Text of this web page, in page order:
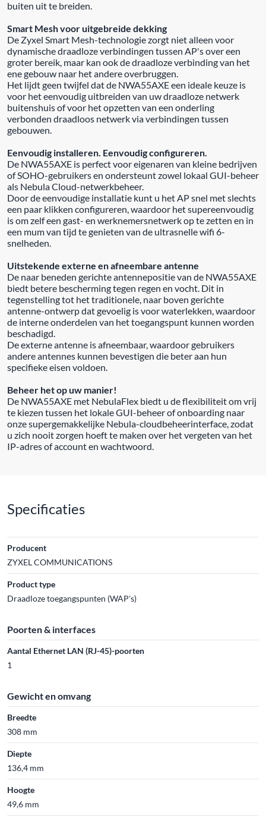
buiten uit te breiden.
Smart Mesh voor uitgebreide dekking
De Zyxel Smart Mesh-technologie zorgt niet alleen voor
dynamische draadloze verbindingen tussen AP's over een
groter bereik, maar kan ook de draadloze verbinding van het
ene gebouw naar het andere overbruggen.
Het lijdt geen twijfel dat de NWA55AXE een ideale keuze is
voor het eenvoudig uitbreiden van uw draadloze netwerk
buitenshuis of voor het opzetten van een onderling
verbonden draadloos netwerk via verbindingen tussen
gebouwen.
Eenvoudig installeren. Eenvoudig configureren.
De NWA55AXE is perfect voor eigenaren van kleine bedrijven
of SOHO-gebruikers en ondersteunt zowel lokaal GUI-beheer
als Nebula Cloud-netwerkbeheer.
Door de eenvoudige installatie kunt u het AP snel met slechts
een paar klikken configureren, waardoor het supereenvoudig
is om zelf een gast- en werknemersnetwerk op te zetten en in
een mum van tijd te genieten van de ultrasnelle wifi 6-
snelheden.
Uitstekende externe en afneembare antenne
De naar beneden gerichte antennepositie van de NWA55AXE
biedt betere bescherming tegen regen en vocht. Dit in
tegenstelling tot het traditionele, naar boven gerichte
antenne-ontwerp dat gevoelig is voor waterlekken, waardoor
de interne onderdelen van het toegangspunt kunnen worden
beschadigd.
De externe antenne is afneembaar, waardoor gebruikers
andere antennes kunnen bevestigen die beter aan hun
specifieke eisen voldoen.
Beheer het op uw manier!
De NWA55AXE met NebulaFlex biedt u de flexibiliteit om vrij
te kiezen tussen het lokale GUI-beheer of onboarding naar
onze supergemakkelijke Nebula-cloudbeheerinterface, zodat
u zich nooit zorgen hoeft te maken over het vergeten van het
IP-adres of account en wachtwoord.
Specificaties
Producent
ZYXEL COMMUNICATIONS
Product type
Draadloze toegangspunten (WAP's)
Poorten & interfaces
Aantal Ethernet LAN (RJ-45)-poorten
1
Gewicht en omvang
Breedte
308 mm
Diepte
136,4 mm
Hoogte
49,6 mm